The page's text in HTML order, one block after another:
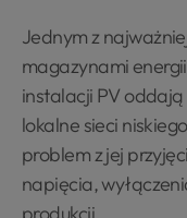
Jednym z
magazynami
instalacji PV
lokalne sieci
problem z jej
napięcia,